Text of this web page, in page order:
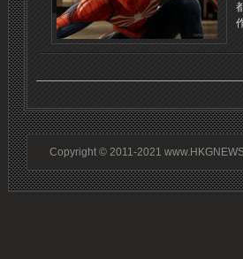
Copyright © 2011-2021